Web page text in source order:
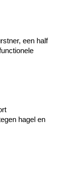
een half
hagel en